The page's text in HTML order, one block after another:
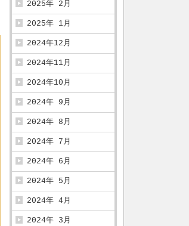
2025年 2月
2025年 1月
2024年12月
2024年11月
2024年10月
2024年 9月
2024年 8月
2024年 7月
2024年 6月
2024年 5月
2024年 4月
2024年 3月